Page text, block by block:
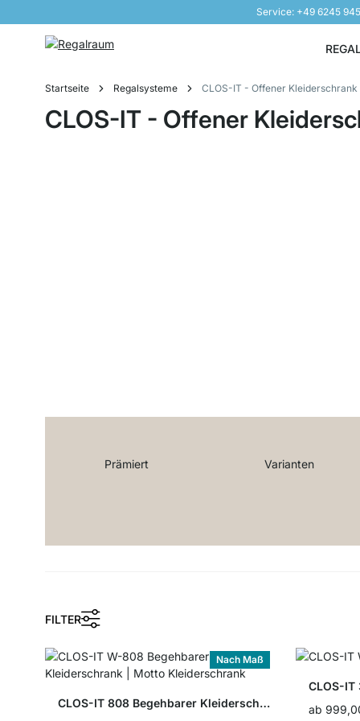
Service: +49 6245
Startseite Regalsysteme CLOS-IT - Offener Kleiderschrank
CLOS-IT - Offener
Prämiert Varian­ten
FILTER
Nach Maß
CLOS-IT 808 Begehbarer Kleiderschrank
CLOS-
ab